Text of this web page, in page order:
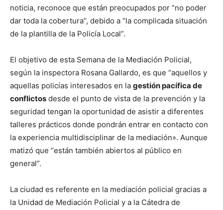
noticia, reconoce que están preocupados por “no poder
dar toda la cobertura”, debido a “la complicada situación
de la plantilla de la Policía Local”.
El objetivo de esta Semana de la Mediación Policial,
según la inspectora Rosana Gallardo, es que “aquellos y
aquellas policías interesados en la gestión pacífica de
conflictos desde el punto de vista de la prevención y la
seguridad tengan la oportunidad de asistir a diferentes
talleres prácticos donde pondrán entrar en contacto con
la experiencia multidisciplinar de la mediación». Aunque
matizó que “están también abiertos al público en
general”.
La ciudad es referente en la mediación policial gracias a
la Unidad de Mediación Policial y a la Cátedra de